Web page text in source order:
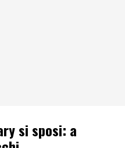
si sposi: a